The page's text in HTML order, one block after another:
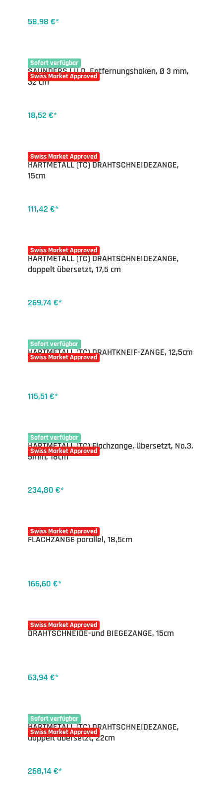
58,98 €*
Sofort verfügbar
Swiss Market Approved
32-1757.32
SAUNDERS I.U.D. Entfernungshaken, Ø 3 mm,
32 cm
18,52 €*
Swiss Market Approved
16-7541.14
HARTMETALL (TC) DRAHTSCHNEIDEZANGE,
15cm
111,42 €*
Swiss Market Approved
16-7545.17
HARTMETALL (TC) DRAHTSCHNEIDEZANGE,
doppelt übersetzt, 17,5 cm
269,74 €*
Sofort verfügbar
Swiss Market Approved
16-7541.12
HARTMETALL (TC) DRAHTKNEIF-ZANGE, 12,5cm
115,51 €*
Sofort verfügbar
Swiss Market Approved
16-7546.03
HARTMETALL (TC) Flachzange, übersetzt, No.3,
5mm, 18cm
234,80 €*
Swiss Market Approved
16-7532.17
FLACHZANGE parallel, 18,5cm
166,60 €*
Swiss Market Approved
16-7534.15
DRAHTSCHNEIDE-und BIEGEZANGE, 15cm
63,94 €*
Sofort verfügbar
Swiss Market Approved
16-7545.22
HARTMETALL (TC) DRAHTSCHNEIDEZANGE,
doppelt übersetzt, 22cm
268,14 €*